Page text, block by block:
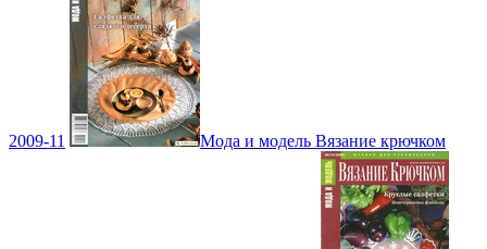
2009-11 Мода и модель Вязание крючком